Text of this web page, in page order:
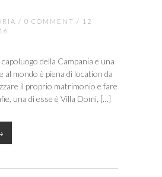
/ 0 COMMENT / 12
della Campania e una
al mondo è piena di location da
il proprio matrimonio e fare
una di esse è Villa Domi, […]